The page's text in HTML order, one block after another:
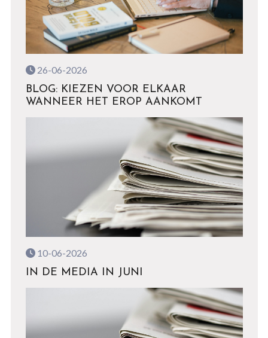
26-06-2026
BLOG: KIEZEN VOOR ELKAAR
WANNEER HET EROP AANKOMT
10-06-2026
IN DE MEDIA IN JUNI